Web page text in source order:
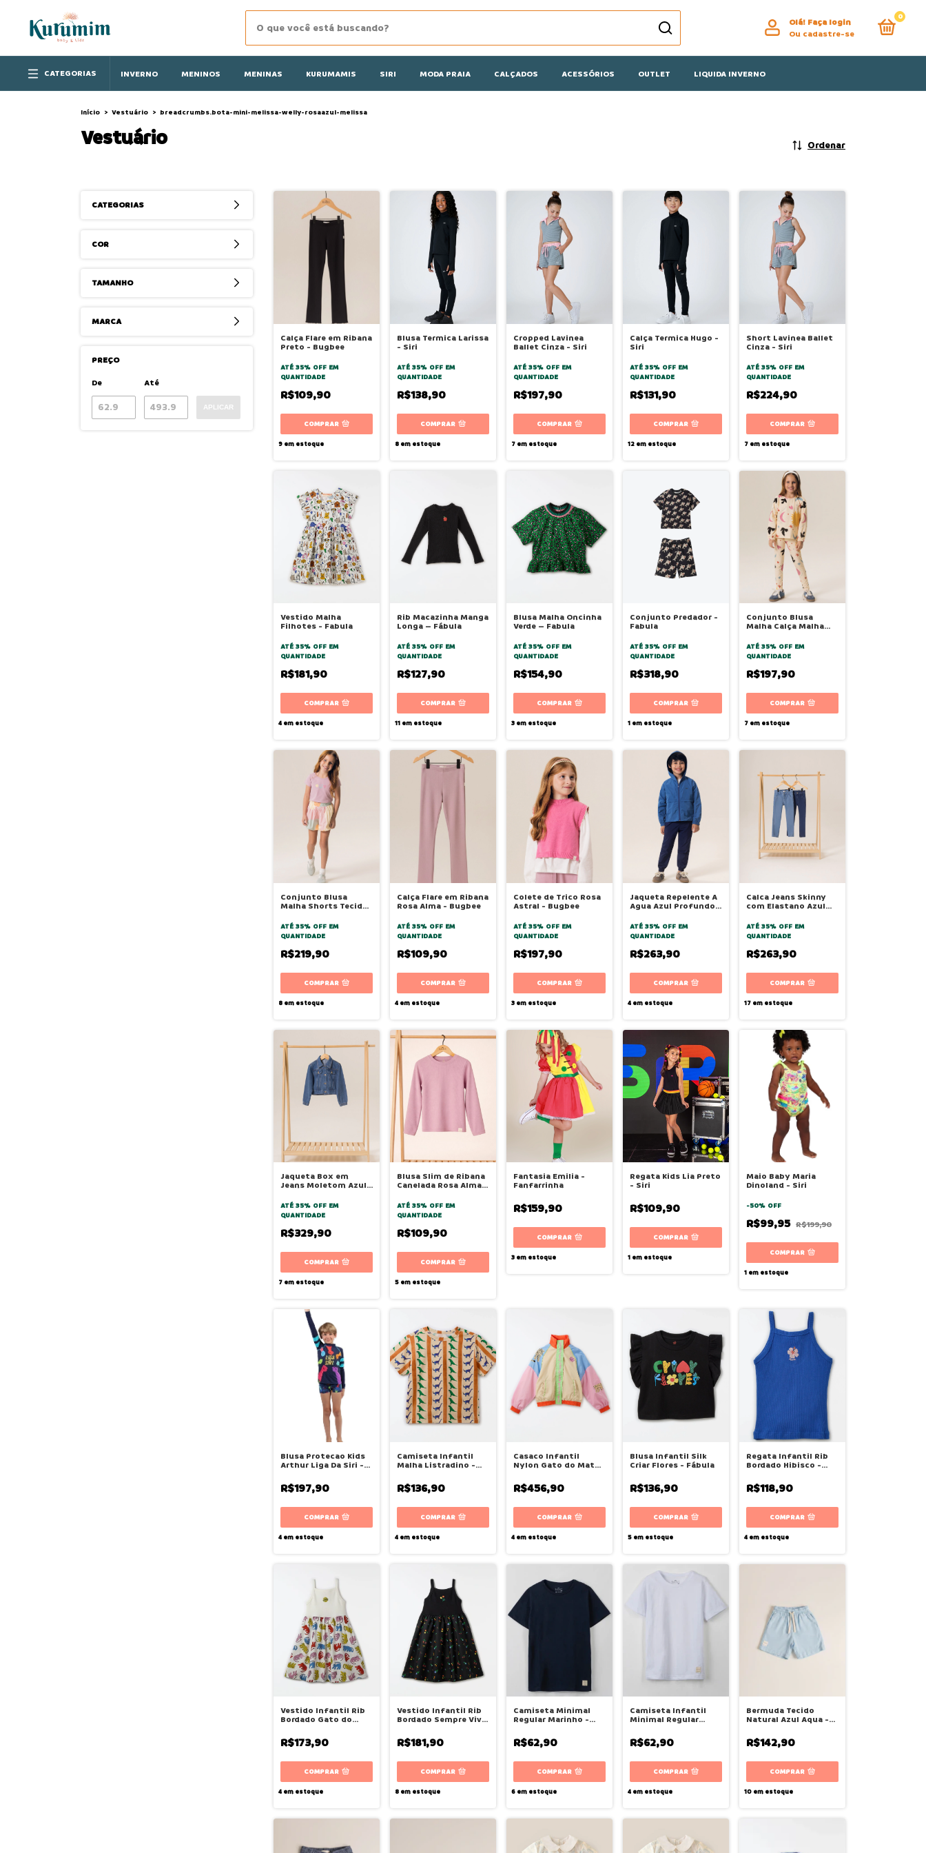
Olá! Faça login
Ou cadastre-se
0
CATEGORIAS INVERNO MENINOS MENINAS KURUMAMIS SIRI MODA PRAIA CALÇADOS ACESSÓRIOS OUTLET LIQUIDA INVERNO
Início > Vestuário > breadcrumbs.bota-mini-melissa-welly-rosaazul-melissa
Vestuário Ordenar
CATEGORIAS
COR
TAMANHO
MARCA
PREÇO
De
Até
APLICAR
Calça Flare em Ribana
Preto - Bugbee
ATÉ 35% OFF EM
QUANTIDADE
R$109,90
COMPRAR
9em estoque
Blusa Termica Larissa
- Siri
ATÉ 35% OFF EM
QUANTIDADE
R$138,90
COMPRAR
8em estoque
Cropped Lavinea
Ballet Cinza - Siri
ATÉ 35% OFF EM
QUANTIDADE
R$197,90
COMPRAR
7em estoque
Calça Termica Hugo -
Siri
ATÉ 35% OFF EM
QUANTIDADE
R$131,90
COMPRAR
12em estoque
Short Lavinea Ballet
Cinza - Siri
ATÉ 35% OFF EM
QUANTIDADE
R$224,90
COMPRAR
7em estoque
Vestido Malha
Filhotes - Fabula
ATÉ 35% OFF EM
QUANTIDADE
R$181,90
COMPRAR
4em estoque
Rib Macazinha Manga
Longa – Fábula
ATÉ 35% OFF EM
QUANTIDADE
R$127,90
COMPRAR
11em estoque
Blusa Malha Oncinha
Verde – Fabula
ATÉ 35% OFF EM
QUANTIDADE
R$154,90
COMPRAR
3em estoque
Conjunto Predador -
Fabula
ATÉ 35% OFF EM
QUANTIDADE
R$318,90
COMPRAR
1em estoque
Conjunto Blusa
Malha Calça Malha
Bugbee
ATÉ 35% OFF EM
QUANTIDADE
R$197,90
COMPRAR
7em estoque
Conjunto Blusa
Malha Shorts Tecido
ATÉ 35% OFF EM
QUANTIDADE
R$219,90
COMPRAR
8em estoque
Calça Flare em Ribana
Rosa Alma - Bugbee
ATÉ 35% OFF EM
QUANTIDADE
R$109,90
COMPRAR
4em estoque
Colete de Trico Rosa
Astral - Bugbee
ATÉ 35% OFF EM
QUANTIDADE
R$197,90
COMPRAR
3em estoque
Jaqueta Repelente A
Agua Azul Profundo -
ATÉ 35% OFF EM
QUANTIDADE
R$263,90
COMPRAR
4em estoque
Calca Jeans Skinny
com Elastano Azul
ATÉ 35% OFF EM
QUANTIDADE
R$263,90
COMPRAR
17em estoque
Jaqueta Box em
Jeans Moletom Azul
ATÉ 35% OFF EM
QUANTIDADE
R$329,90
COMPRAR
7em estoque
Blusa Slim de Ribana
Canelada Rosa Alma -
ATÉ 35% OFF EM
QUANTIDADE
R$109,90
COMPRAR
5em estoque
Fantasia Emilia -
Fanfarrinha
R$159,90
COMPRAR
3em estoque
Regata Kids Lia Preto
- Siri
R$109,90
COMPRAR
1em estoque
Maio Baby Maria
Dinoland - Siri
-50% OFF
R$99,95 R$199,90
COMPRAR
1em estoque
Blusa Protecao Kids
Arthur Liga Da Siri -
R$197,90
COMPRAR
4em estoque
Camiseta Infantil
Malha Listradino -
R$136,90
COMPRAR
4em estoque
Casaco Infantil
Nylon Gato do Mato
R$456,90
COMPRAR
4em estoque
Blusa Infantil Silk
Criar Flores - Fábula
R$136,90
COMPRAR
5em estoque
Regata Infantil Rib
Bordado Hibisco -
R$118,90
COMPRAR
4em estoque
Vestido Infantil Rib
Bordado Gato do
R$173,90
COMPRAR
4em estoque
Vestido Infantil Rib
Bordado Sempre Viva
R$181,90
COMPRAR
8em estoque
Camiseta Minimal
Regular Marinho -
R$62,90
COMPRAR
6em estoque
Camiseta Infantil
Minimal Regular
R$62,90
COMPRAR
4em estoque
Bermuda Tecido
Natural Azul Aqua -
R$142,90
COMPRAR
10em estoque